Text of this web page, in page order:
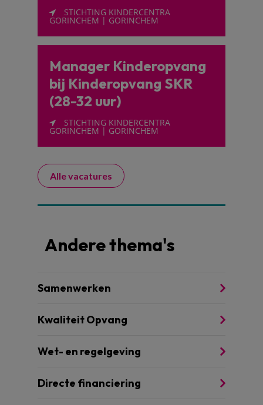
STICHTING KINDERCENTRA
GORINCHEM | GORINCHEM
Manager Kinderopvang
bij Kinderopvang SKR
(28-32 uur)
STICHTING KINDERCENTRA
GORINCHEM | GORINCHEM
Alle vacatures
Andere thema's
Samenwerken
Kwaliteit Opvang
Wet- en regelgeving
Directe financiering